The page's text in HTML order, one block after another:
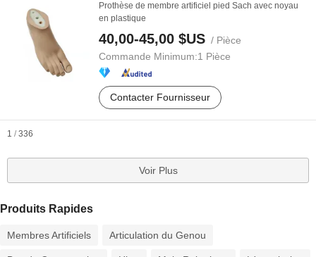
Prothèse de membre artificiel pied Sach avec noyau
en plastique
40,00-45,00 $US / Pièce
Commande Minimum:1 Pièce
Contacter Fournisseur
1 / 336
Voir Plus
Produits Rapides
Membres Artificiels Articulation du Genou